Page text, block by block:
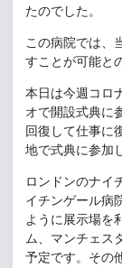
たのでした。
この病院では、
すことが可能と
本日は今週コロ
オで開設式典に
回復して仕事に
地で式典に参加
ロンドンのナイ
イチンゲール病
ように展示場を
ム、マンチェス
予定です。その